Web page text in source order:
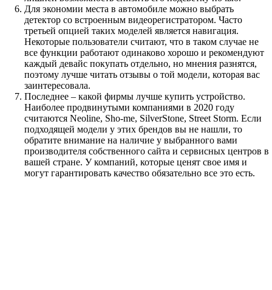
Для экономии места в автомобиле можно выбрать
детектор со встроенным видеорегистратором. Часто
третьей опцией таких моделей является навигация.
Некоторые пользователи считают, что в таком случае не
все функции работают одинаково хорошо и рекомендуют
каждый девайс покупать отдельно, но мнения разнятся,
поэтому лучше читать отзывы о той модели, которая вас
заинтересовала.
Последнее – какой фирмы лучше купить устройство.
Наиболее продвинутыми компаниями в 2020 году
считаются Neoline, Sho-me, SilverStone, Street Storm. Если
подходящей модели у этих брендов вы не нашли, то
обратите внимание на наличие у выбранного вами
производителя собственного сайта и сервисных центров в
вашей стране. У компаний, которые ценят свое имя и
могут гарантировать качество обязательно все это есть.